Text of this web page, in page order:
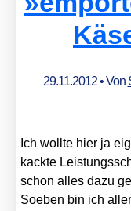
29.11.2012• Von
Ich woll­te hier ja
kack­te
schon alles dazu
Soeben bin ich